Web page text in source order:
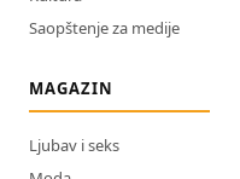
Saopštenje za medije
MAGAZIN
Ljubav i seks